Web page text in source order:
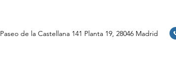
Paseo de la Castellana 141 Planta 19, 28046 Madrid